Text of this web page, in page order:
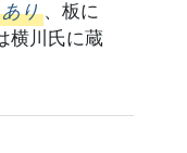
あり 、板に
横川氏に蔵